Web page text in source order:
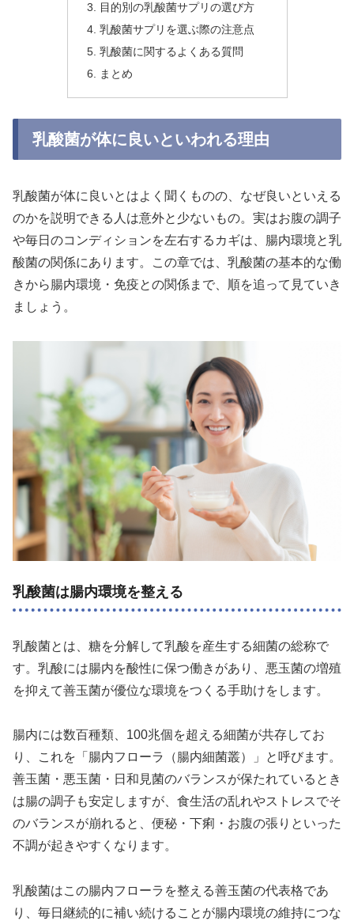
目的別の乳酸菌サプリの選び方
乳酸菌サプリを選ぶ際の注意点
乳酸菌に関するよくある質問
まとめ
乳酸菌が体に良いといわれる理由
乳酸菌が体に良いとはよく聞くものの、なぜ良いといえる
のかを説明できる人は意外と少ないもの。実はお腹の調子
や毎日のコンディションを左右するカギは、腸内環境と乳
酸菌の関係にあります。この章では、乳酸菌の基本的な働
きから腸内環境・免疫との関係まで、順を追って見ていき
ましょう。
乳酸菌は腸内環境を整える
乳酸菌とは、糖を分解して乳酸を産生する細菌の総称で
す。乳酸には腸内を酸性に保つ働きがあり、悪玉菌の増殖
を抑えて善玉菌が優位な環境をつくる手助けをします。
腸内には数百種類、100兆個を超える細菌が共存してお
り、これを「腸内フローラ（腸内細菌叢）」と呼びます。
善玉菌・悪玉菌・日和見菌のバランスが保たれているとき
は腸の調子も安定しますが、食生活の乱れやストレスでそ
のバランスが崩れると、便秘・下痢・お腹の張りといった
不調が起きやすくなります。
乳酸菌はこの腸内フローラを整える善玉菌の代表格であ
り、毎日継続的に補い続けることが腸内環境の維持につな